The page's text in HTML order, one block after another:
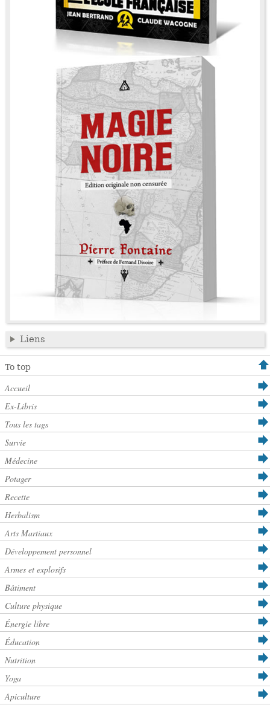
Liens
To top
Accueil
Ex-Libris
Tous les tags
Survie
Médecine
Potager
Recette
Herbalism
Arts Martiaux
Développement personnel
Armes et explosifs
Bâtiment
Culture physique
Énergie libre
Éducation
Nutrition
Yoga
Apiculture